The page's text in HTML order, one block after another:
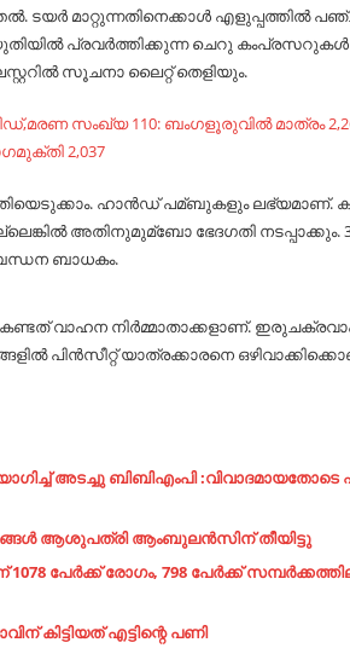
ടയര്‍ മാറ്റുന്നതിനെക്കാള്‍ എളുപ്പത്തില്‍ പഞ്ചര്‍
പ്രവര്‍ത്തിക്കുന്ന ചെറു
സൂചനാ ലൈറ്റ് തെളിയും.
സംഖ്യ 110: ബംഗളൂരുവിൽ മാത്രം
2,037
ഹാന്‍ഡ് പമ്ബുകളും ലഭ്യമാണ്.
അതിനുമുമ്ബോ ഭേദഗതി നടപ്പാക്കും.
ബാധകം.
വാഹന നിര്‍മ്മാതാക്കളാണ്.
പിന്‍സീറ്റ് യാത്രക്കാരനെ
അടച്ചു ബിബിഎംപി :വിവാദമായതോടെ
ആശുപത്രി ആംബുലന്‍സിന് തീയിട്ടു
പേര്‍ക്ക് രോഗം, 798 പേര്‍ക്ക്
കിട്ടിയത് എട്ടിന്റെ പണി